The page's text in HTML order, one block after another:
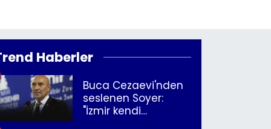
Haberler
Buca Cezaevi'nden
seslenen Soyer:
"İzmir kendi